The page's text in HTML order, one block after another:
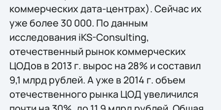
коммерческих дата-центрах). Сейчас их
уже более 30 000. По данным
исследования iKS-Consulting,
отечественный рынок коммерческих
ЦОДов в 2013 г. вырос на 28% и составил
9,1 млрд рублей. А уже в 2014 г. объем
отечественного рынка ЦОД увеличился